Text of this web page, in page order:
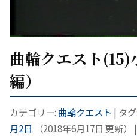
曲輪クエスト
編）
カテゴリー: 曲輪クエスト | タグ:
月2日
（2018年6月17日 更新） |